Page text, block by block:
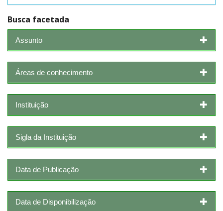
Busca facetada
Assunto
Áreas de conhecimento
Instituição
Sigla da Instituição
Data de Publicação
Data de Disponibilização